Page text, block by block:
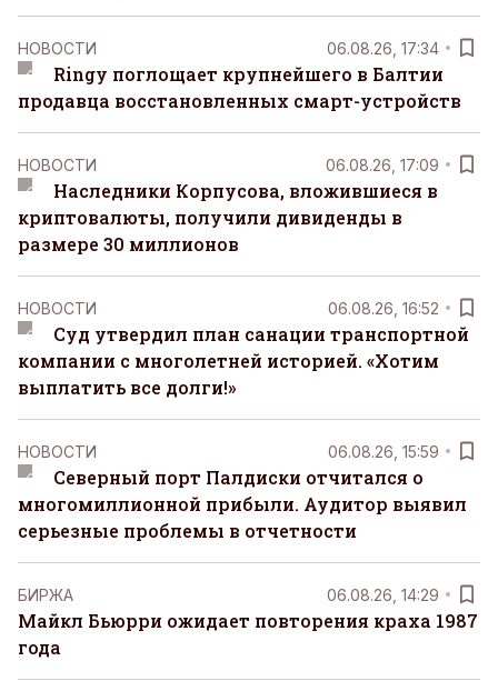
НОВОСТИ 06.08.26, 17:34
Ringy поглощает крупнейшего в Балтии
продавца восстановленных смарт-устройств
НОВОСТИ 06.08.26, 17:09
Наследники Корпусова, вложившиеся в
криптовалюты, получили дивиденды в
размере 30 миллионов
НОВОСТИ 06.08.26, 16:52
Суд утвердил план санации транспортной
компании с многолетней историей. «Хотим
выплатить все долги!»
НОВОСТИ 06.08.26, 15:59
Северный порт Палдиски отчитался о
многомиллионной прибыли. Аудитор выявил
серьезные проблемы в отчетности
БИРЖА 06.08.26, 14:29
Майкл Бьюрри ожидает повторения краха 1987
года